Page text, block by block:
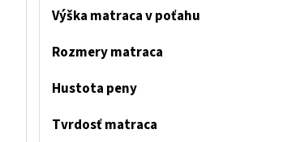
Výška matraca v poťahu
Rozmery matraca
Hustota peny
Tvrdosť matraca